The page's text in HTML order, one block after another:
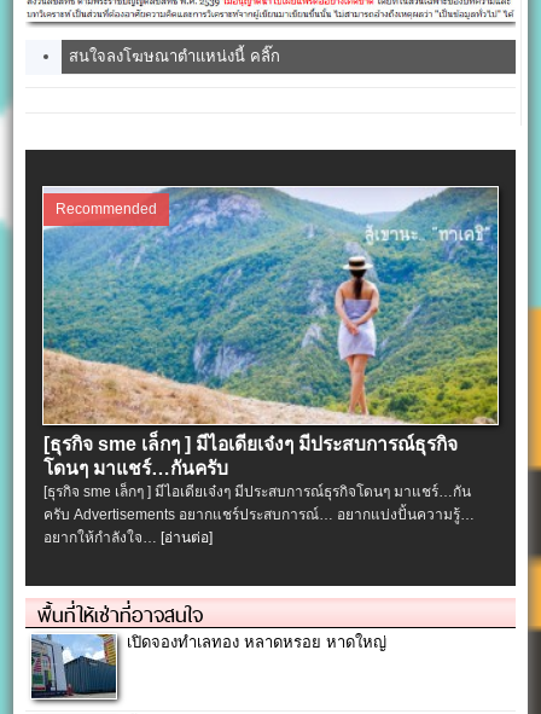
สนใจลงโฆษณาตำแหน่งนี้ คลิ๊ก
Recommended
[ธุรกิจ sme เล็กๆ ] มีไอเดียเจ๋งๆ มีประสบการณ์ธุรกิจ
โดนๆ มาแชร์…กันครับ
[ธุรกิจ sme เล็กๆ ] มีไอเดียเจ๋งๆ มีประสบการณ์ธุรกิจโดนๆ มาแชร์…กัน
ครับ Advertisements อยากแชร์ประสบการณ์… อยากแบ่งปั้นความรู้…
อยากให้กำลังใจ…[อ่านต่อ]
พื้นที่ให้เช่าที่อาจสนใจ
เปิดจองทำเลทอง หลาดหรอย หาดใหญ่